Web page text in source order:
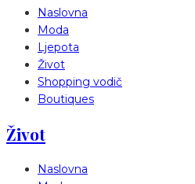
Naslovna
Moda
Ljepota
Život
Shopping vodič
Boutiques
Život
Naslovna